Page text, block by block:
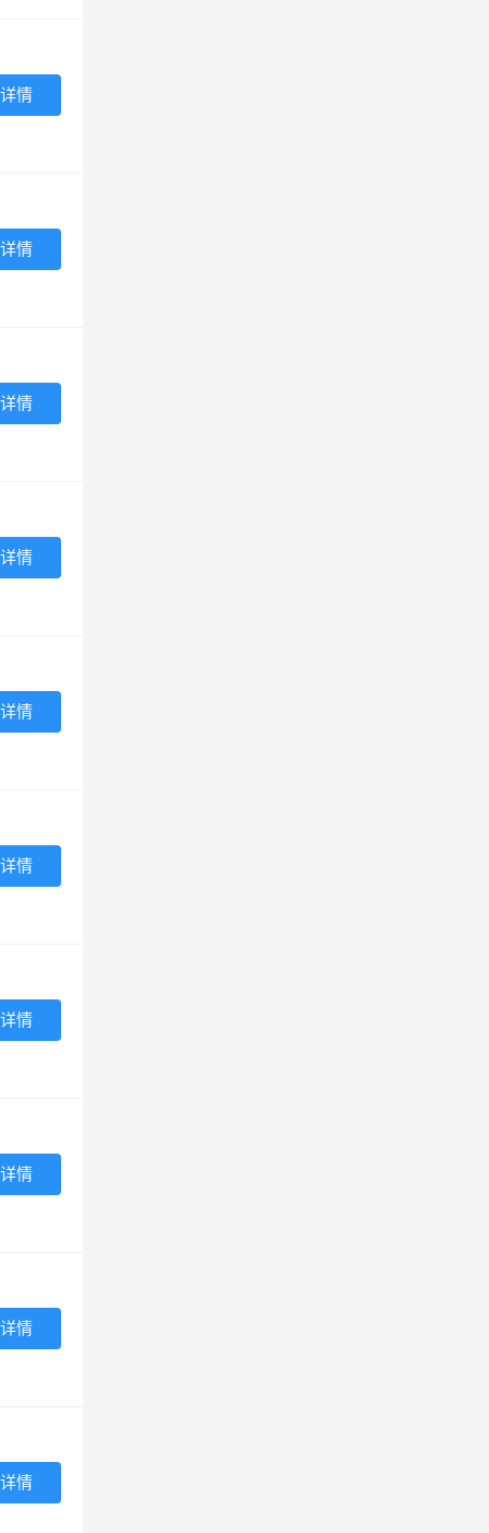
情
情
情
情
情
情
情
情
情
情